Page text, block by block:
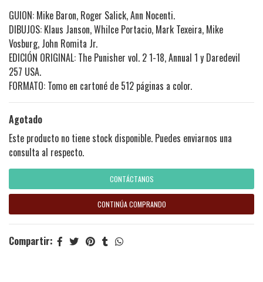
GUION: Mike Baron, Roger Salick, Ann Nocenti.
DIBUJOS: Klaus Janson, Whilce Portacio, Mark Texeira, Mike
Vosburg, John Romita Jr.
EDICIÓN ORIGINAL: The Punisher vol. 2 1-18, Annual 1 y Daredevil
257 USA.
FORMATO: Tomo en cartoné de 512 páginas a color.
Agotado
Este producto no tiene stock disponible. Puedes enviarnos una
consulta al respecto.
CONTÁCTANOS
CONTINÚA COMPRANDO
Compartir: